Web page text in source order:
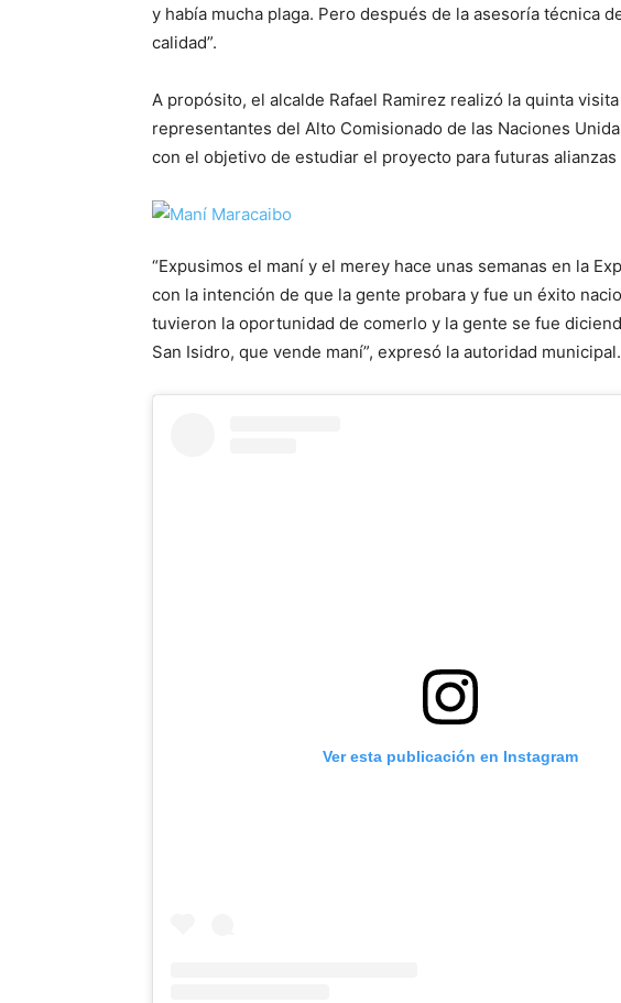
y había mucha plaga. Pero después de la asesoría técnica
calidad”.
A propósito, el alcalde Rafael Ramirez realizó la quinta
representantes del Alto Comisionado de las Naciones
con el objetivo de estudiar el proyecto para futuras alianzas
“Expusimos el maní y el merey hace unas semanas en la
con la intención de que la gente probara y fue un éxito
tuvieron la oportunidad de comerlo y la gente se fue
San Isidro, que vende maní”, expresó la autoridad municipal.
Ver esta publicación en Instagram